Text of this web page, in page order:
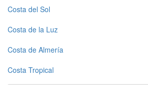
Costa del Sol
Costa de la Luz
Costa de Almería
Costa Tropical